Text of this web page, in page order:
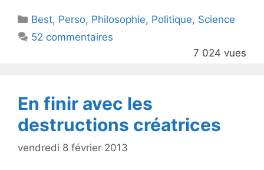
er e
b
k
Catégories
Best, Perso, Philosophie, Politique, Science
52 commentaires
7 024 vues
En finir avec les
destructions créatrices
vendredi 8 février 2013